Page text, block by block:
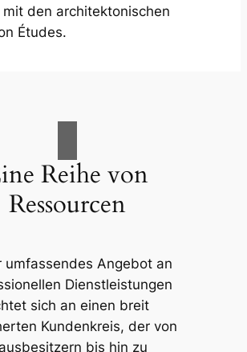
mit den architektonischen
Études.
Reihe von
Ressourcen
umfassendes Angebot an
Dienstleistungen
sich an einen breit
Kundenkreis, der von
bis hin zu